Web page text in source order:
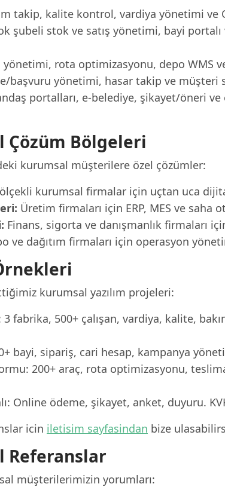
takip, kalite kontrol, vardiya yönetimi ve
şubeli stok ve satış yönetimi, bayi portalı
yönetimi, rota optimizasyonu, depo WMS
başvuru yönetimi, hasar takip ve müşteri
portalları, e-belediye, şikayet/öneri
Çözüm Bölgeleri
kurumsal müşterilere özel çözümler:
kurumsal firmalar için uçtan uca
Üretim firmaları için ERP, MES ve saha
Finans, sigorta ve danışmanlık firmaları
ve dağıtım firmaları için operasyon
kurumsal yazılım projeleri:
fabrika, 500+ çalışan, vardiya, kalite,
bayi, sipariş, cari hesap, kampanya
200+ araç, rota optimizasyonu,
Online ödeme, şikayet, anket, duyuru.
icin iletisim sayfasindan bize
Referanslar
müşterilerimizin yorumları: